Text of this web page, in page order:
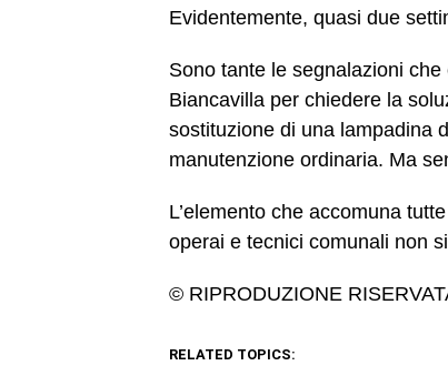
Evidentemente, quasi due
Sono tante le segnalazioni
Biancavilla per chiedere la
sostituzione di una lampadina
manutenzione ordinaria. Ma
L’elemento che accomuna
operai e tecnici comunali non
© RIPRODUZIONE
RELATED TOPICS: